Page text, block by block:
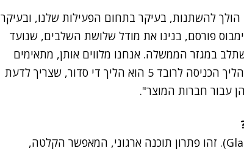
להשתנות, בעיקר בתחום הפעילות שלנו, ובעיקר
פורסם, בנינו את מודל שלושת השלבים, שנועד
במגזר הממשלה. אנחנו מלווים אותן, מתאימים
להן את השירותים ועוזרים להן להיכנס לרובד 5. תהליך הכניסה לרובד 5 הוא הליך די סדור, שצריך לדעת
עבור חברות המוצר".
אתמקד בעיקר בפתרון שנקרא גלאסבוקס (Glassbox). זהו פתרון תוכנה ארגוני, המאפשר הקלטה,